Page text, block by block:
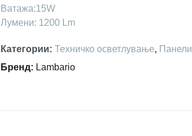
Ватажа:15W
Лумени: 1200 Lm
Категории: Техничко осветлување, Панели
Бренд: Lambario